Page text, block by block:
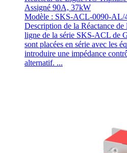
Assigné 90A, 37kW
Modèle : SKS-ACL-0090-AL/
Description de la Réactance
ligne de la série SKS-ACL de
sont placées en série avec les
introduire une impédance
alternatif. ...